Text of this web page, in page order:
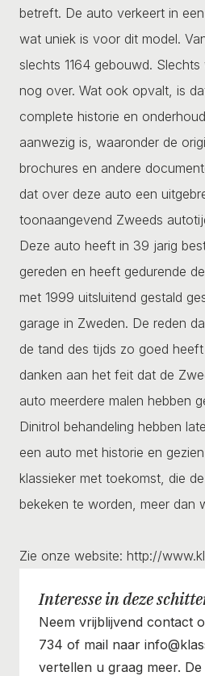
betreft. De auto verkeert in
wat uniek is voor dit model.
slechts 1164 gebouwd.
nog over. Wat ook opvalt, is
complete historie en
aanwezig is, waaronder de
brochures en andere
dat over deze auto een
toonaangevend Zweeds
Deze auto heeft in 39 jarig
gereden en heeft gedurende
met 1999 uitsluitend gestald
garage in Zweden. De reden
de tand des tijds zo goed
danken aan het feit dat de
auto meerdere malen hebben
Dinitrol behandeling hebben
een auto met historie en
klassieker met toekomst, die
bekeken te worden, meer dan
Zie onze website: http://
Interesse in deze
Neem vrijblijvend contact
734 of mail naar
vertellen u graag meer.